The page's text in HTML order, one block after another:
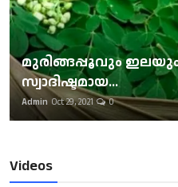
മുരിങ്ങപ്പൂവും
സ്വാദിഷ്ടമായ...
Admin Oct 29, 2021 0
Videos